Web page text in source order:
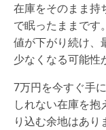
在庫をそのまま持
で眠ったままです
値が下がり続け、
少なくなる可能性
7万円を今すぐ手
しれない在庫を
り込む余地はあり